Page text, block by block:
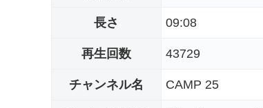
長さ 09:08
再生回数 43729
チャンネル名 CAMP 25